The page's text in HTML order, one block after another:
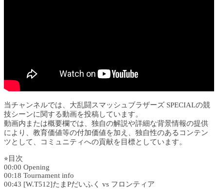
当チャンネルでは、大乱闘スマッシュブラザーズ SPECIALの競
技シーンに関する動画を投稿しています。
動画内または概要欄では、独自の解説や詳細な背景情報の提供
により、教育価値等の付加価値を加え、独自性のあるコンテン
ツとして、コミュニティへの貢献を目標としています。
⭐︎目次
00:00 Opening
00:18 Tournament info
00:43 [W.T512]たまPだいふく vs フロンティア